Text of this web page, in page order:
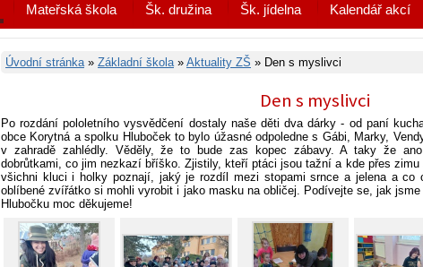
Mateřská škola Šk. družina Šk. jídelna Kalendář akcí
Úvodní stránka» Základní škola» Aktuality ZŠ » Den s myslivci
Den s myslivci
Po rozdání pololetního vysvědčení dostaly naše děti dva dárky - od paní
obce Korytná a spolku Hluboček to bylo úžasné odpoledne s Gábi, Marky,
v zahradě zahlédly. Věděly, že to bude zas kopec zábavy. A taky že
dobrůtkami, co jim nezkazí bříško. Zjistily, kteří ptáci jsou tažní a kde přes
všichni kluci i holky poznají, jaký je rozdíl mezi stopami srnce a jelena a co
oblíbené zvířátko si mohli vyrobit i jako masku na obličej. Podívejte se, jak
Hlubočku moc děkujeme!